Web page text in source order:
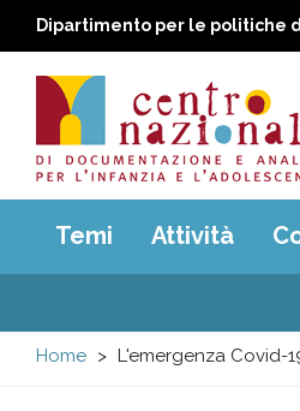
Dipartimento per le politiche
Centro
nazionale
di
Main
menu
Temi Attività
Home L'emergenza Covid-